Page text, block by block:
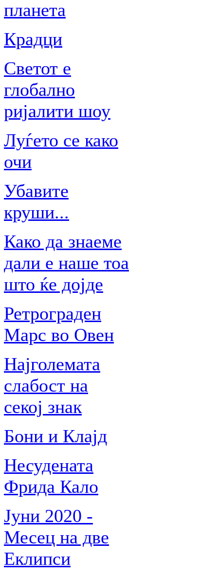
планета
Крадци
Светот е
глобално
ријалити шоу
Луѓето се како
очи
Убавите
круши...
Како да знаеме
дали е наше тоа
што ќе дојде
Ретрограден
Марс во Овен
Најголемата
слабост на
секој знак
Бони и Клајд
Несудената
Фрида Кало
Јуни 2020 -
Месец на две
Еклипси